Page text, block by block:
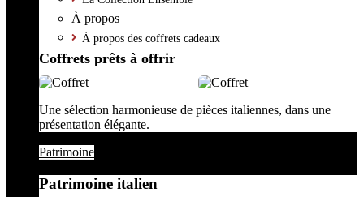
À propos
À propos des coffrets cadeaux
Coffrets prêts à offrir
Une sélection harmonieuse de pièces italiennes, dans une
présentation élégante.
Patrimoine
Patrimoine italien